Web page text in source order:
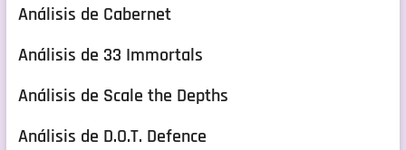
Análisis de Cabernet
Análisis de 33 Immortals
Análisis de Scale the Depths
Análisis de D.O.T. Defence